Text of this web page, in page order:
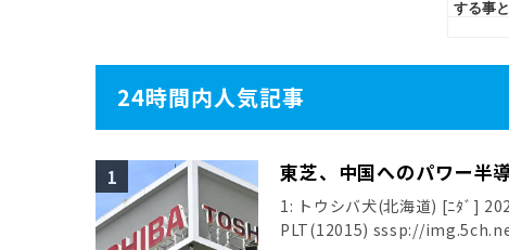
24時間内人気記事
東芝、中国へのパワー半
1: トウシバ犬(北海道) [ﾆﾀﾞ]
PLT(12015) sssp://